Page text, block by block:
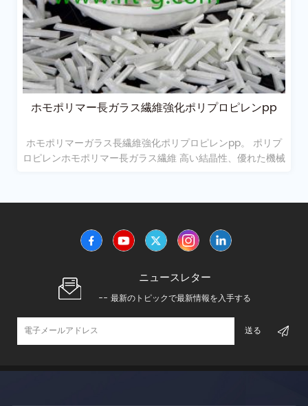
ホモポリマー長ガラス繊維強化ポリプロピレンpp
ホモポリマーガラス長繊維強化ポリプロピレンpp。 ポリプ
ロピレンホモポリマー長ガラス繊維 高い結晶性、優れた機械
ニュースレター
-- 最新のトピックで最新情報を入手する